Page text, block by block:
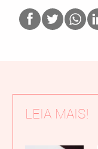
LEIA MAIS!